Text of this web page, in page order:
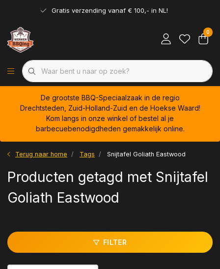
Gratis verzending vanaf € 100,- in NL!
0
De grootste BBQ-Speciaalzaak in de regio
Drechtsteden, Zuid-Holland-Zuid en de Hoekse Waard!
Kom langs in onze winkel of bestel al je
barbecuebenodigdheden gemakkelijk online.
Terug naar home Tags Snijtafel Goliath Eastwood
Producten getagd met Snijtafel
Goliath Eastwood
FILTER